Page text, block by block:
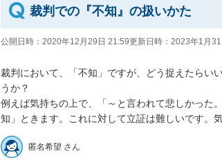
裁判での『不知』の扱いかた
公開日時： 2020年12月29日 21:59更新日時： 2023年1月
裁判において、「不知」ですが、どう捉えたらい
うか？
例えば気持ちの上で、「～と言われて悲しかった
知」ときます。これに対して立証は難しいです。
匿名希望 さん